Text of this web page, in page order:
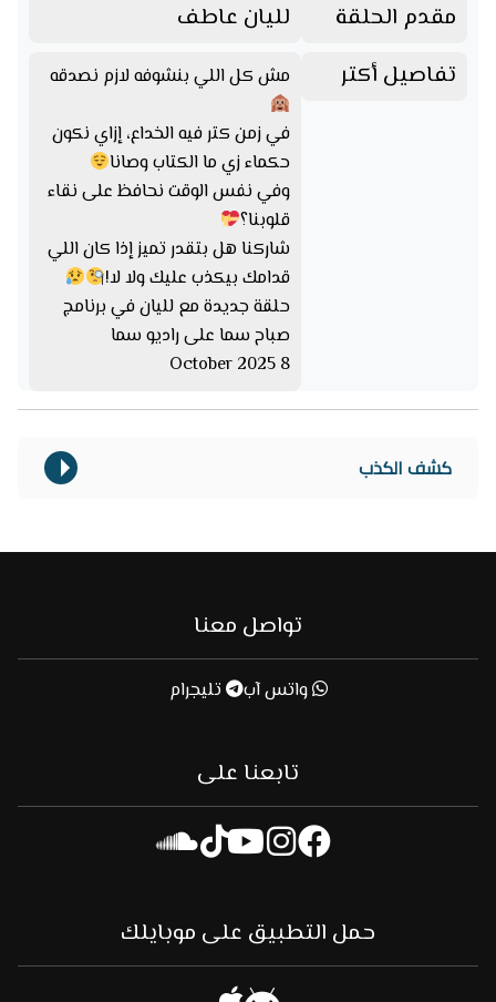
مقدم الحلقة
لليان عاطف
تفاصيل أكتر
مش كل اللي بنشوفه لازم نصدقه
في زمن كتر فيه الخداع، إزاي نكون
حكماء زي ما الكتاب وصانا
وفي نفس الوقت نحافظ على نقاء
قلوبنا؟
شاركنا هل بتقدر تميز إذا كان اللي
قدامك بيكذب عليك ولا لا!
حلقة جديدة مع لليان في برنامج
صباح سما على راديو سما
8 October 2025
كشف الكذب
تواصل معنا
واتس آب تليجرام
تابعنا على
حمل التطبيق على موبايلك